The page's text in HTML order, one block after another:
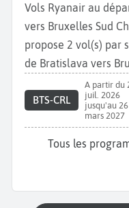
Vols Ryanair au
vers Bruxelles Sud
propose 2 vol(s) par
de Bratislava vers
BTS-CRL
A partir du
juil. 2026
jusqu'au 26
mars 2027
Tous les programmes des vols Ryanair vers